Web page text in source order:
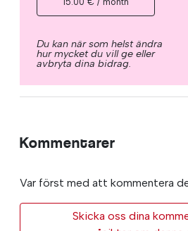
Du kan när som helst ändra
hur mycket du vill ge eller
avbryta dina bidrag.
Kommentarer
Var först med att kommentera
Skicka oss dina